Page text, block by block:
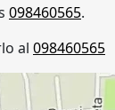
098460565.
al 098460565